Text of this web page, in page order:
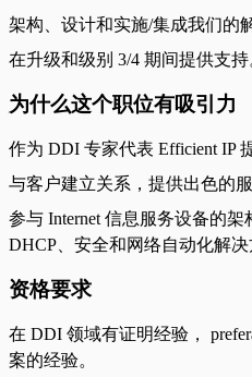
架构、设计和实施/集成我们的
在升级和级别 3/4 期间提供支持
为什么这个职位有吸引力
作为 DDI 专家代表 Efficient IP
与客户建立关系，提供出色的服
参与 Internet 信息服务设备的架
DHCP、安全和网络自动化解决
资格要求
在 DDI 领域有证明经验，
案的经验。